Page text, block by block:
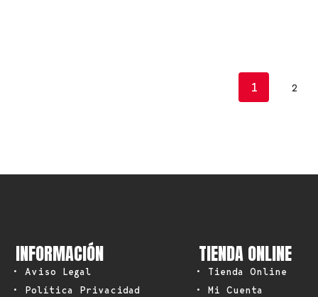
1 2
INFORMACIÓN
• Aviso Legal
• Política Privacidad
TIENDA ONLINE
• Tienda Online
• Mi Cuenta